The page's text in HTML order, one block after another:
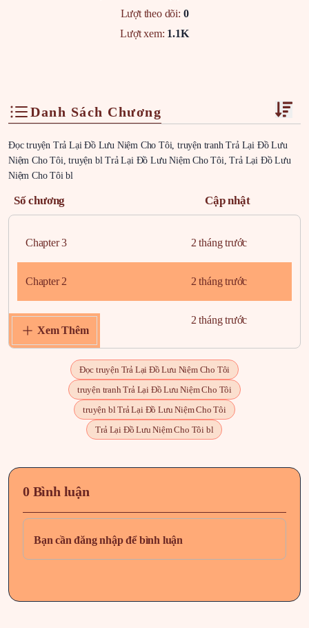
Lượt theo dõi: 0
Lượt xem: 1.1K
Danh Sách Chương
Đọc truyện Trả Lại Đồ Lưu Niệm Cho Tôi, truyện tranh Trả Lại Đồ Lưu
Niệm Cho Tôi, truyện bl Trả Lại Đồ Lưu Niệm Cho Tôi, Trả Lại Đồ Lưu
Niệm Cho Tôi bl
Số chương Cập nhật
Chapter 3 2 tháng trước
Chapter 2 2 tháng trước
Chapter 1
2 tháng trước
Xem Thêm
Đọc truyện Trả Lại Đồ Lưu Niệm Cho Tôi
truyện tranh Trả Lại Đồ Lưu Niệm Cho Tôi
truyện bl Trả Lại Đồ Lưu Niệm Cho Tôi
Trả Lại Đồ Lưu Niệm Cho Tôi bl
0 Bình luận
Bạn cần đăng nhập để bình luận